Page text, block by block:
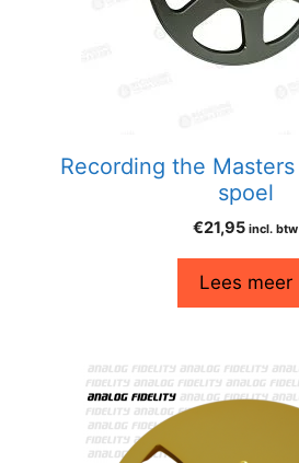
Recording the
spoel
€21,95 incl. btw
Lees meer